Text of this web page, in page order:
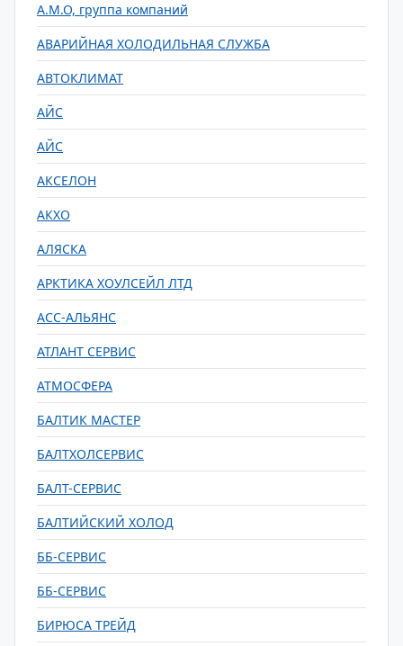
А.М.О, группа компаний
АВАРИЙНАЯ ХОЛОДИЛЬНАЯ СЛУЖБА
АВТОКЛИМАТ
АЙС
АЙС
АКСЕЛОН
АКХО
АЛЯСКА
АРКТИКА ХОУЛСЕЙЛ ЛТД
АСС-АЛЬЯНС
АТЛАНТ СЕРВИС
АТМОСФЕРА
БАЛТИК МАСТЕР
БАЛТХОЛСЕРВИС
БАЛТ-СЕРВИС
БАЛТИЙСКИЙ ХОЛОД
ББ-СЕРВИС
ББ-СЕРВИС
БИРЮСА ТРЕЙД